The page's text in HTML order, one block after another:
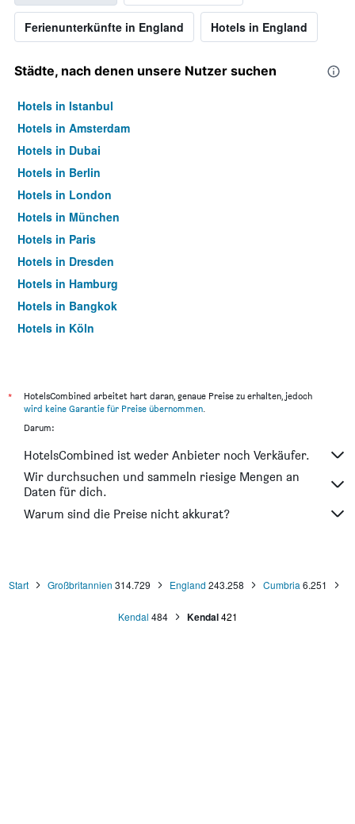
Ferienunterkünfte in England Hotels in England
Städte, nach denen unsere Nutzer suchen
Hotels in Istanbul
Hotels in Amsterdam
Hotels in Dubai
Hotels in Berlin
Hotels in London
Hotels in München
Hotels in Paris
Hotels in Dresden
Hotels in Hamburg
Hotels in Bangkok
Hotels in Köln
*
HotelsCombined arbeitet hart daran, genaue Preise zu erhalten, jedoch
wird keine Garantie für Preise übernommen.
Darum:
HotelsCombined ist weder Anbieter noch Verkäufer.
Wir durchsuchen und sammeln riesige Mengen an
Daten für dich.
Warum sind die Preise nicht akkurat?
Start Großbritannien 314.729 England 243.258 Cumbria 6.251
Kendal 484 Kendal 421